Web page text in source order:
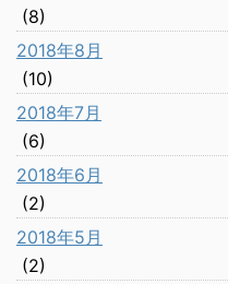
(8)
2018年8月
(10)
2018年7月
(6)
2018年6月
(2)
2018年5月
(2)